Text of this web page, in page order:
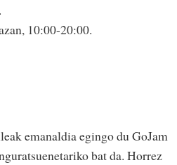
10:00-20:00.
emanaldia egingo du GoJam
bat da. Horrez